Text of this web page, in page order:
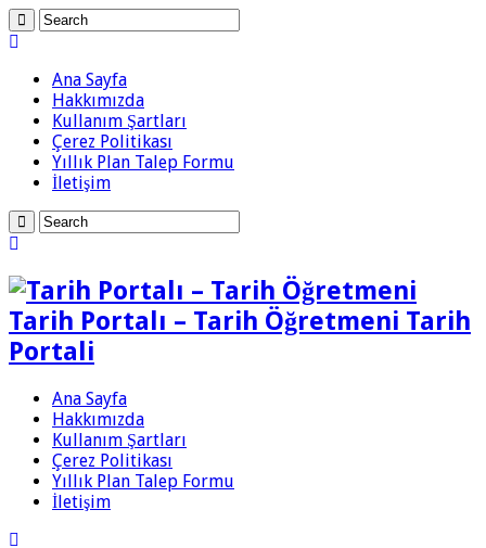
Ana Sayfa
Hakkımızda
Kullanım Şartları
Çerez Politikası
Yıllık Plan Talep Formu
İletişim
Tarih Portalı – Tarih Öğretmeni Tarih
Portali
Ana Sayfa
Hakkımızda
Kullanım Şartları
Çerez Politikası
Yıllık Plan Talep Formu
İletişim